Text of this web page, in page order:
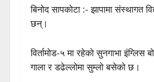
बिनोद सापकोटा :- झापामा संस्थागत
छन्।
विर्तामोड-५ मा रहेको सुनगाभा इंग्लिस
गाला र डढेल्लोमा सुम्लो बसेको छ।